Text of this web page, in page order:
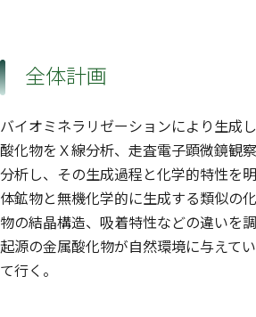
全体計画
バイオミネラリゼーションにより生成
酸化物をＸ線分析、走査電子顕微鏡観
分析し、その生成過程と化学的特性を
体鉱物と無機化学的に生成する類似の
物の結晶構造、吸着特性などの違いを
起源の金属酸化物が自然環境に与えて
て行く。